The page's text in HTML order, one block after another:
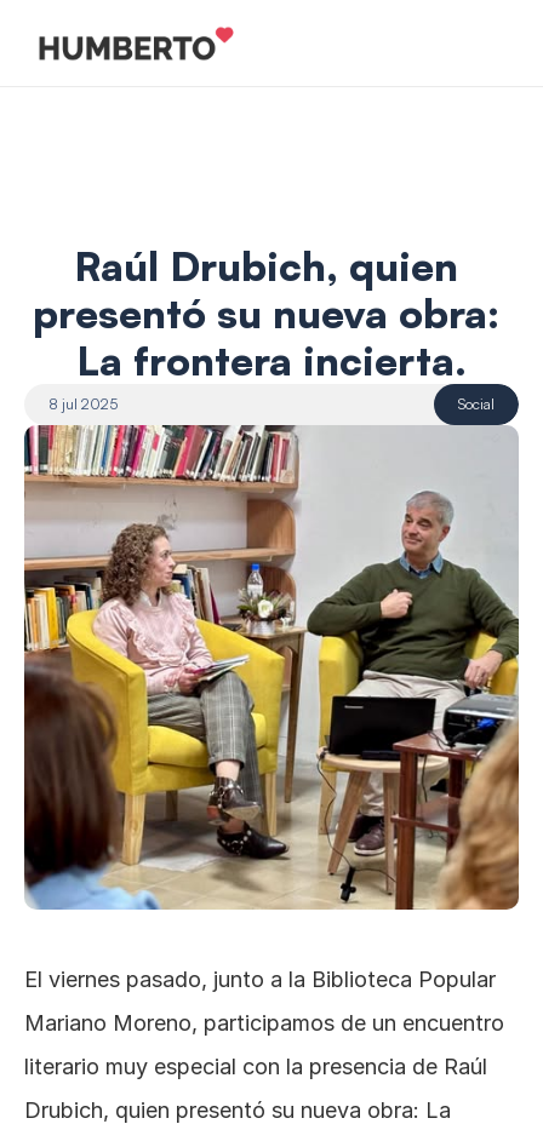
Raúl Drubich, quien
presentó su nueva obra:
La frontera incierta.
8 jul 2025 Social
El viernes pasado, junto a la Biblioteca Popular
Mariano Moreno, participamos de un encuentro
literario muy especial con la presencia de Raúl
Drubich, quien presentó su nueva obra: La